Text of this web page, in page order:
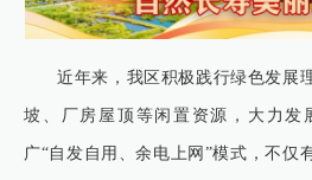
近年来，我区积极践行绿色发展
坡、厂房屋顶等闲置资源，大力发
广“自发自用、余电上网”模式，不仅